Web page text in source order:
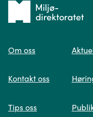
Spør oss
søk og viser
Tilbake
forsiden
Om oss
Kontakt oss
Tips oss